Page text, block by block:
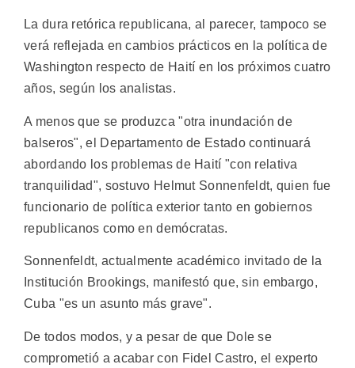
La dura retórica republicana, al parecer, tampoco se
verá reflejada en cambios prácticos en la política de
Washington respecto de Haití en los próximos cuatro
años, según los analistas.
A menos que se produzca "otra inundación de
balseros", el Departamento de Estado continuará
abordando los problemas de Haití "con relativa
tranquilidad", sostuvo Helmut Sonnenfeldt, quien fue
funcionario de política exterior tanto en gobiernos
republicanos como en demócratas.
Sonnenfeldt, actualmente académico invitado de la
Institución Brookings, manifestó que, sin embargo,
Cuba "es un asunto más grave".
De todos modos, y a pesar de que Dole se
comprometió a acabar con Fidel Castro, el experto